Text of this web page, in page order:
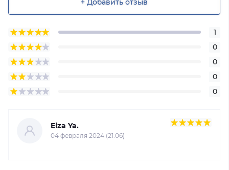
+ Добавить отзыв
1
0
0
0
0
Elza Ya.
04 февраля 2024 (21:06)